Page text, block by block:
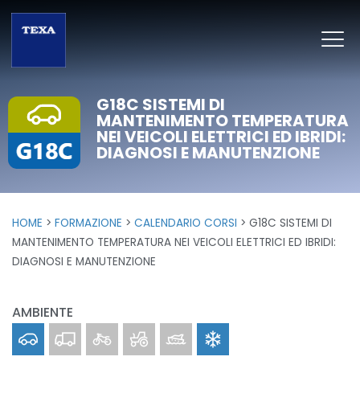
G18C SISTEMI DI
MANTENIMENTO TEMPERATURA
NEI VEICOLI ELETTRICI ED IBRIDI:
DIAGNOSI E MANUTENZIONE
HOME FORMAZIONE CALENDARIO CORSI
G18C SISTEMI DI
MANTENIMENTO TEMPERATURA NEI VEICOLI ELETTRICI ED IBRIDI:
DIAGNOSI E MANUTENZIONE
AMBIENTE
Car
Truck Bike Off-Highway
Marine Clima